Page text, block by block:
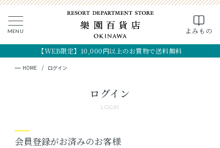
MENU よみもの
【WEB限定】10,000円以上のお買物で送料無料
CLOSE
検索
キーワード検索
MY PAGE CART
全ての商品
クラフト
HOME ログイン
ログイン
LOGIN
会員登録がお済みのお客様